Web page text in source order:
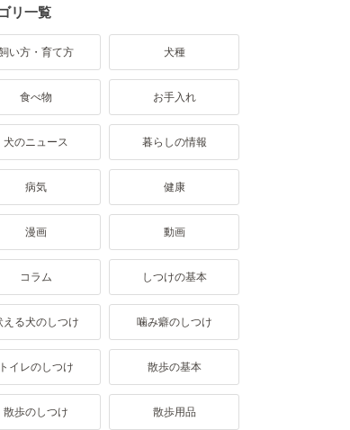
リ一覧
い方・育て方 犬種
食べ物 お手入れ
犬のニュース 暮らしの情報
病気 健康
漫画 動画
コラム しつけの基本
える犬のしつけ 噛み癖のしつけ
トイレのしつけ 散歩の基本
散歩のしつけ 散歩用品